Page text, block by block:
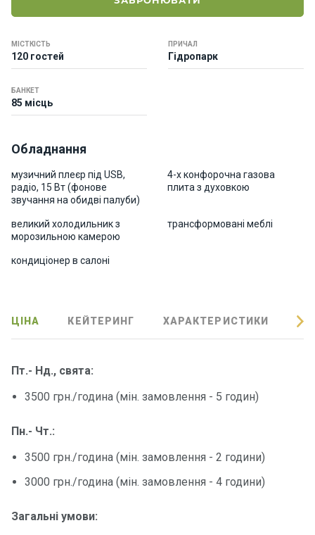
МІСТКІСТЬ
120 гостей
ПРИЧАЛ
Гідропарк
БАНКЕТ
85 місць
Обладнання
музичний плеєр під USB,
радіо, 15 Bт (фонове
звучання на обидві палуби)
4-х конфорочна газова
плита з духовкою
великий холодильник з
морозильною камерою
трансформовані меблі
кондиціонер в салоні
ЦІНА КЕЙТЕРИНГ ХАРАКТЕРИСТИКИ
Пт.- Нд., свята:
3500 грн./година (мін. замовлення - 5 годин)
Пн.- Чт.:
3500 грн./година (мін. замовлення - 2 години)
3000 грн./година (мін. замовлення - 4 години)
Загальні умови:
К
т
е
и
Про
Програ
ми
нку
нкові
кати
и